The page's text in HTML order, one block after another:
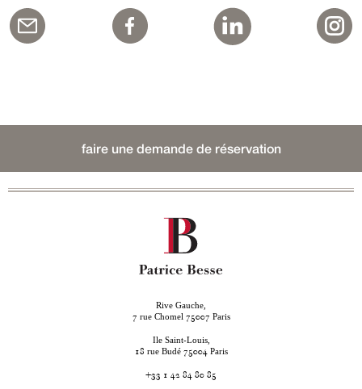
faire une demande de réservation
Rive Gauche,
7 rue Chomel 75007 Paris
Ile Saint-Louis,
18 rue Budé 75004 Paris
+33 1 42 84 80 85